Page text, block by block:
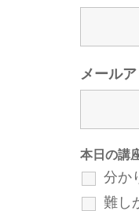
メール
本日の講
分か
難し